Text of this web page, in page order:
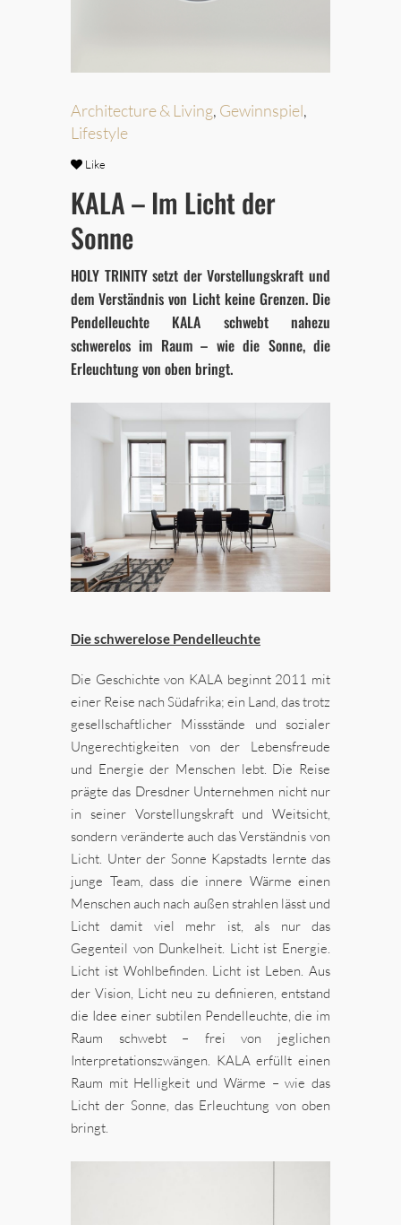
Architecture & Living, Gewinnspiel,
Lifestyle
Like
KALA – Im Licht der
Sonne
HOLY TRINITY setzt der Vorstellungskraft und
dem Verständnis von Licht keine Grenzen. Die
Pendelleuchte KALA schwebt nahezu
schwerelos im Raum – wie die Sonne, die
Erleuchtung von oben bringt.
Die schwerelose Pendelleuchte
Die Geschichte von KALA beginnt 2011 mit
einer Reise nach Südafrika; ein Land, das trotz
gesellschaftlicher Missstände und sozialer
Ungerechtigkeiten von der Lebensfreude
und Energie der Menschen lebt. Die Reise
prägte das Dresdner Unternehmen nicht nur
in seiner Vorstellungskraft und Weitsicht,
sondern veränderte auch das Verständnis von
Licht. Unter der Sonne Kapstadts lernte das
junge Team, dass die innere Wärme einen
Menschen auch nach außen strahlen lässt und
Licht damit viel mehr ist, als nur das
Gegenteil von Dunkelheit. Licht ist Energie.
Licht ist Wohlbefinden. Licht ist Leben. Aus
der Vision, Licht neu zu definieren, entstand
die Idee einer subtilen Pendelleuchte, die im
Raum schwebt – frei von jeglichen
Interpretationszwängen. KALA erfüllt einen
Raum mit Helligkeit und Wärme – wie das
Licht der Sonne, das Erleuchtung von oben
bringt.